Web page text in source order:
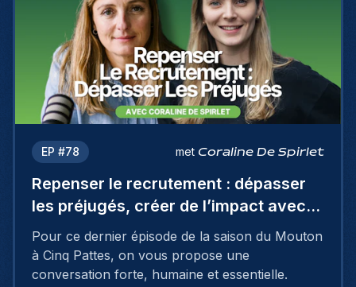
EP #78 met Coraline De Spirlet
Repenser le recrutement : dépasser
les préjugés, créer de l’impact avec
Coraline De Spirlet
Pour ce dernier épisode de la saison du Mouton
à Cinq Pattes, on vous propose une
conversation forte, humaine et essentielle.